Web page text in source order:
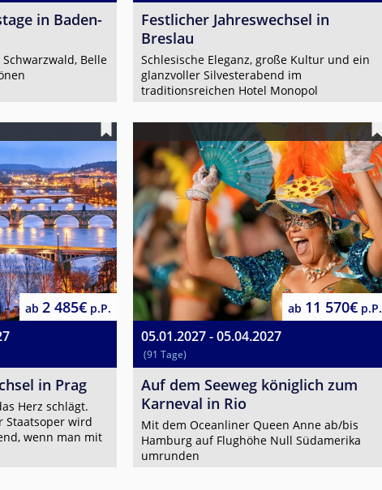
in Baden-
Belle
Festlicher Jahreswechsel in
Breslau
Schlesische Eleganz, große Kultur und ein
glanzvoller Silvesterabend im
traditionsreichen Hotel Monopol
ab 2 485€ p.P.
in Prag
Herz schlägt.
Staatsoper wird
wenn man mit
05.01.2027 - 05.04.2027
(91 Tage)
ab 11 570€ p.P.
Auf dem Seeweg königlich zum
Karneval in Rio
Mit dem Oceanliner Queen Anne ab/bis
Hamburg auf Flughöhe Null Südamerika
umrunden